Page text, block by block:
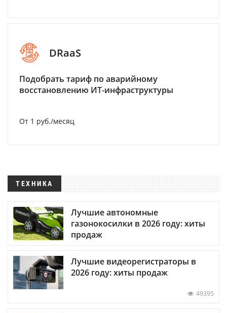
DRaaS
Подобрать тариф по аварийному
восстановлению ИТ-инфраструктуры
От 1 руб./месяц
ТЕХНИКА
Лучшие автономные
газонокосилки в 2026 году: хиты
продаж
Лучшие видеорегистраторы в
2026 году: хиты продаж
49395